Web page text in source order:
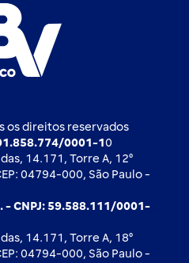
os direitos reservados
0001-1 0
14.171, Torre A, 12⁰
04794-000, São Paulo -
- CNPJ: 59.588.111/0001-
14.171, Torre A, 18⁰
04794-000, São Paulo -